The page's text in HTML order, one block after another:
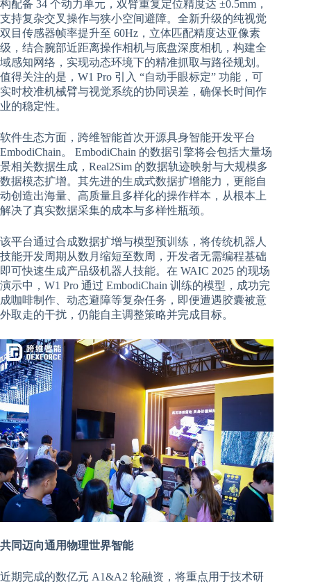
构配备 34 个动力单元，双臂重复定位精度达 ±0.5mm，
支持复杂交叉操作与狭小空间避障。全新升级的纯视觉
双目传感器帧率提升至 60Hz，立体匹配精度达亚像素
级，结合腕部近距离操作相机与底盘深度相机，构建全
域感知网络，实现动态环境下的精准抓取与路径规划。
值得关注的是，W1 Pro 引入 “自动手眼标定” 功能，可
实时校准机械臂与视觉系统的协同误差，确保长时间作
业的稳定性。
软件生态方面，跨维智能首次开源具身智能开发平台
EmbodiChain。 EmbodiChain 的数据引擎将会包括大量场
景相关数据生成，Real2Sim 的数据轨迹映射与大规模多
数据模态扩增。其先进的生成式数据扩增能力，更能自
动创造出海量、高质量且多样化的操作样本，从根本上
解决了真实数据采集的成本与多样性瓶颈。
该平台通过合成数据扩增与模型预训练，将传统机器人
技能开发周期从数月缩短至数周，开发者无需编程基础
即可快速生成产品级机器人技能。在 WAIC 2025 的现场
演示中，W1 Pro 通过 EmbodiChain 训练的模型，成功完
成咖啡制作、动态避障等复杂任务，即便遭遇胶囊被意
外取走的干扰，仍能自主调整策略并完成目标。
共同迈向通用物理世界智能
近期完成的数亿元 A1&A2 轮融资，将重点用于技术研